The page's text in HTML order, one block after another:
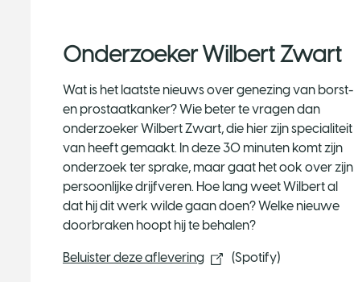
Onderzoeker Wilbert Zwart
Wat is het laatste nieuws over genezing van borst-
en prostaatkanker? Wie beter te vragen dan
onderzoeker Wilbert Zwart, die hier zijn specialiteit
van heeft gemaakt. In deze 30 minuten komt zijn
onderzoek ter sprake, maar gaat het ook over zijn
persoonlijke drijfveren. Hoe lang weet Wilbert al
dat hij dit werk wilde gaan doen? Welke nieuwe
doorbraken hoopt hij te behalen?
Beluister deze aflevering​ (Spotify)